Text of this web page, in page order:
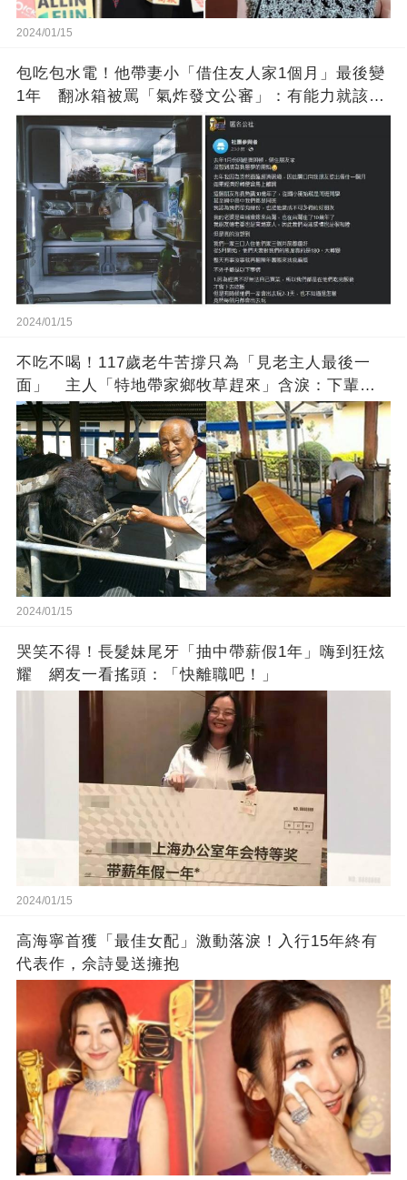
2024/01/15
包吃包水電！他帶妻小「借住友人家1個月」最後變
1年 翻冰箱被罵「氣炸發文公審」：有能力就該大
方
2024/01/15
不吃不喝！117歲老牛苦撐只為「見老主人最後一
面」 主人「特地帶家鄉牧草趕來」含淚：下輩子
找個好人家
2024/01/15
哭笑不得！長髮妹尾牙「抽中帶薪假1年」嗨到狂炫
耀 網友一看搖頭：「快離職吧！」
2024/01/15
高海寧首獲「最佳女配」激動落淚！入行15年終有
代表作，佘詩曼送擁抱